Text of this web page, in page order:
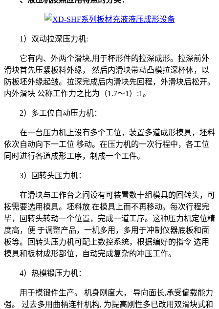
1）双动拉深压力机:
它有内、外两个滑块,用于杯形件的拉深成形。拉深前外
滑块首先压紧板料外缘， 然后内滑块带动凸模拉深杯体，以
防板坯外缘起皱。拉深完成后内滑块先回程，外滑块后松开。
内外滑块 公称工作力之比为（1.7～1）:1。
2）多工位自动压力机：
在一台压力机上设有多个工位，装置多道成形模具，坯料
依次自动向下一工位 移动。在压力机的一次行程中，各工位
同时进行各道成形工序，制成一个工件。
3）回转头压力机：
在滑块与工作台之间设有可装置数十组模具的回转头，可
按需要选用模具。坯料放 在模具上而不再移动。每次行程完
毕，回转头转动一个位置，完成一道工序。这种压力机定位精
度高，便 于调整产品，一机多用，多用于冲制仪器底板和面
板等。回转头压力机可配上数控系统，根据编好的指令 选用
模具和板材成形部位，自动完成复杂的冲压工作。
4）热模锻压力机：
用于模锻件生产。 机身刚度大， 导向面长,承受偏载能力
强。 过去多用曲柄连杆机构, 为提高刚性多已改用双滑块式和